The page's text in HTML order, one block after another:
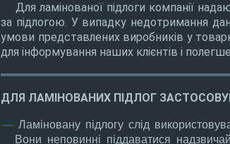
Для ламінованої підлоги компанії
за підлогою. У випадку недотримання
умови представлених виробників у
для інформування наших клієнтів і
ДЛЯ ЛАМІНОВАНИХ ПІДЛОГ
Ламіновану підлогу слід
Вони неповинні піддаватися